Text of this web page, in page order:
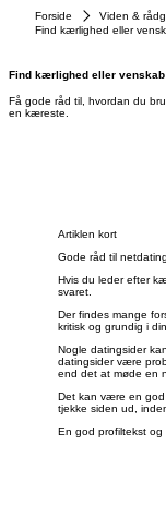
Forside Viden &
Find kærlighed eller
Find kærlighed eller venskab
Få gode råd til, hvordan du
en kæreste.
Artiklen kort
Gode råd til netdating
Hvis du leder efter
svaret.
Der findes mange
kritisk og grundig i
Nogle datingsider
datingsider være
end det at møde en
Det kan være en god
tjekke siden ud,
En god profiltekst